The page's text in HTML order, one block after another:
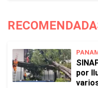
por